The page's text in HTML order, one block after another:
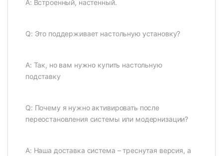
А: Встроенный, настенный.
Q: Это поддерживает настольную установку?
А: Так, но вам нужно купить настольную
подставку
Q: Почему я нужно активировать после
переостановления системы или модернизации?
A: Наша доставка система – треснутая версия, а